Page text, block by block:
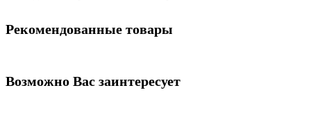
Рекомендованные товары
Возможно Вас заинтересует